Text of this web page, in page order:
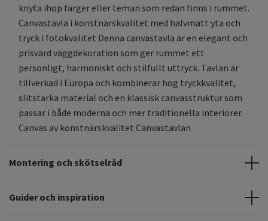
knyta ihop färger eller teman som redan finns i rummet.
Canvastavla i konstnärskvalitet med halvmatt yta och
tryck i fotokvalitet Denna canvastavla är en elegant och
prisvärd väggdekoration som ger rummet ett
personligt, harmoniskt och stilfullt uttryck. Tavlan är
tillverkad i Europa och kombinerar hög tryckkvalitet,
slitstarka material och en klassisk canvasstruktur som
passar i både moderna och mer traditionella interiörer.
Canvas av konstnärskvalitet Canvastavlan
Montering och skötselråd
Guider och inspiration